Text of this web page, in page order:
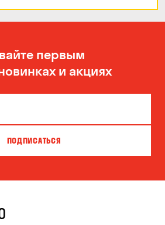
первым
и акциях
ПОДПИСАТЬСЯ